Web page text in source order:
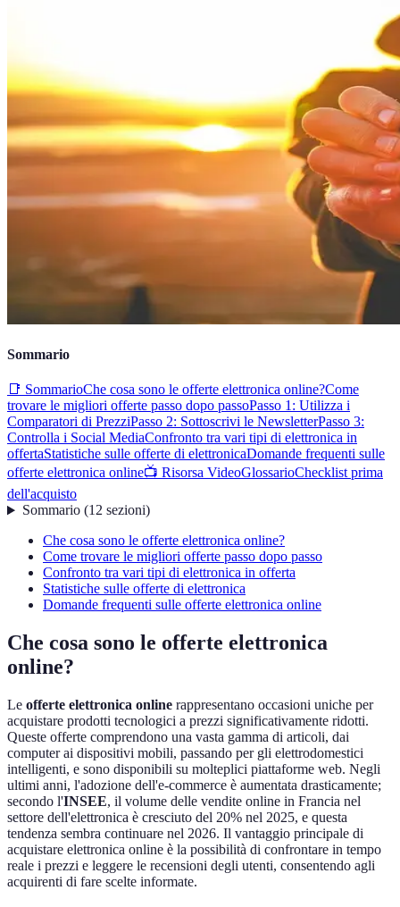
Sommario
📑 SommarioChe cosa sono le offerte elettronica online?Come
trovare le migliori offerte passo dopo passoPasso 1: Utilizza i
Comparatori di PrezziPasso 2: Sottoscrivi le NewsletterPasso 3:
Controlla i Social MediaConfronto tra vari tipi di elettronica in
offertaStatistiche sulle offerte di elettronicaDomande frequenti sulle
offerte elettronica online📺 Risorsa VideoGlossarioChecklist prima
dell'acquisto
Sommario(12 sezioni)
Che cosa sono le offerte elettronica online?
Come trovare le migliori offerte passo dopo passo
Confronto tra vari tipi di elettronica in offerta
Statistiche sulle offerte di elettronica
Domande frequenti sulle offerte elettronica online
Che cosa sono le offerte elettronica
online?
Le offerte elettronica online rappresentano occasioni uniche per
acquistare prodotti tecnologici a prezzi significativamente ridotti.
Queste offerte comprendono una vasta gamma di articoli, dai
computer ai dispositivi mobili, passando per gli elettrodomestici
intelligenti, e sono disponibili su molteplici piattaforme web. Negli
ultimi anni, l'adozione dell'e-commerce è aumentata drasticamente;
secondo l'INSEE, il volume delle vendite online in Francia nel
settore dell'elettronica è cresciuto del 20% nel 2025, e questa
tendenza sembra continuare nel 2026. Il vantaggio principale di
acquistare elettronica online è la possibilità di confrontare in tempo
reale i prezzi e leggere le recensioni degli utenti, consentendo agli
acquirenti di fare scelte informate.